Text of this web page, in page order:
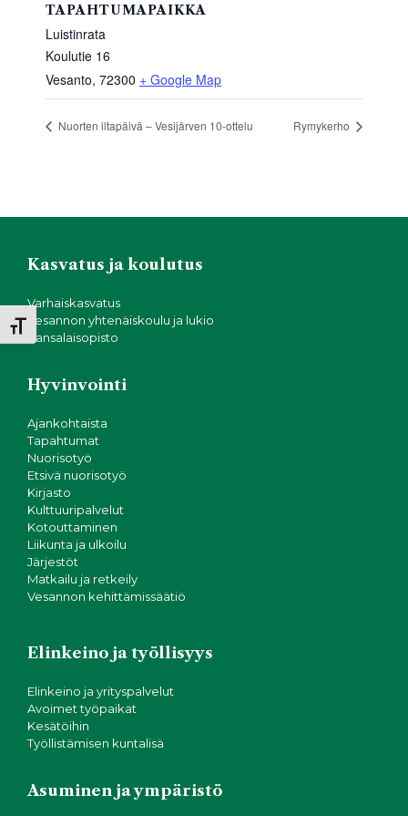
Toggle Font size
TAPAHTUMAPAIKKA
Luistinrata
Koulutie 16
Vesanto, 72300 + Google Map
Nuorten iltapäivä – Vesijärven 10-ottelu Rymykerho
Kasvatus ja koulutus
Varhaiskasvatus
Vesannon yhtenäiskoulu ja lukio
Kansalaisopisto
Hyvinvointi
Ajankohtaista
Tapahtumat
Nuorisotyö
Etsivä nuorisotyö
Kirjasto
Kulttuuripalvelut
Kotouttaminen
Liikunta ja ulkoilu
Järjestöt
Matkailu ja retkeily
Vesannon kehittämissäätiö
Elinkeino ja työllisyys
Elinkeino ja yrityspalvelut
Avoimet työpaikat
Kesätöihin
Työllistämisen kuntalisä
Asuminen ja ympäristö